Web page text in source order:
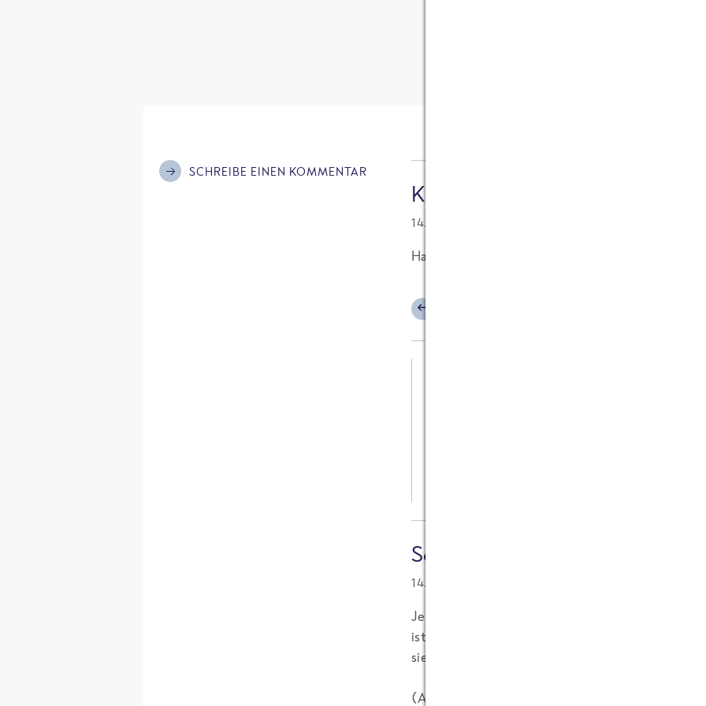
SCHREIBE EINEN KOMMENTAR
Katharina
14.09.2016 at 09:05
Hallo, der Link zu den Süßkartoffen funktioniert
Vielen Dank für den Hinweis. Der Link
Sogehtz
14.09.2016 at 03:07
Jetzt habe ich Hunger bekommen... so spät in
ist nicht gerade vom Vorteil. Aber das muss ich
sieht sehr lecker aus.
(Anm. d. Admin: Blogregeln beachten. Link